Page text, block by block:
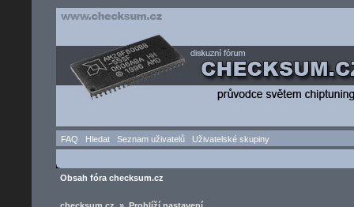
FAQ Hledat Seznam uživatelů Uživatelské skupiny
Obsah fóra checksum.cz